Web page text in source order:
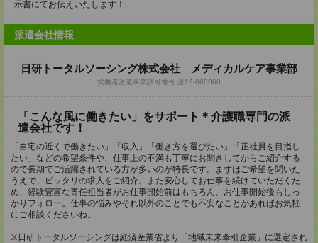
示書にてお伝えいたします！
派遣会社情報
日研トータルソーシング株式会社 メディカルケア事業部
労働者派遣事業許可番号:派13-060060
「こんな風に働きたい」をサポート＊介護職専門の派
遣会社です！
「自宅の近くで働きたい」「収入」「働き方を選びたい」「正社員を目指し
たい」などの希望条件や、仕事上の不満も丁寧にお聞きしてからご紹介する
ので長期でご活躍されている方が多いのが特長です。まずはご希望を聞いた
うえで、ピッタリの求人をご紹介。また安心してお仕事を続けていただくた
め、経験豊富な専任担当者がお仕事開始前はもちろん、お仕事開始後もしっ
かりフォロー。仕事の悩みやそれ以外のことでも不安なことがあればお気軽
にご相談くださいね。
※日研トータルソーシングは経済産業省より「地域未来牽引企業」に選定され